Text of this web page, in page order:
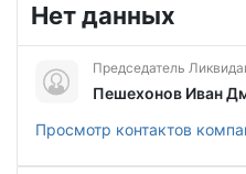
Нет данных
Председатель
Пешехонов Иван
Просмотр контактов